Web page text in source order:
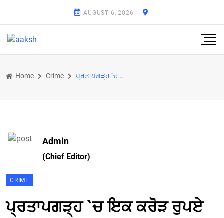
AUGUST 6, 2026
Home Crime ਪ੍ਰਤਾਪਗੜ੍ਹ `ਚ ਇਕ ਕਰੋੜ ਰੁਪਏ ਦੀ ਡਰੱਗ ਨਾਲ 5 ਸਮੱਗਲਰ ਗ੍ਰਿਫਤਾਰ
Admin
(Chief Editor)
CRIME
ਪ੍ਰਤਾਪਗੜ੍ਹ `ਚ ਇਕ ਕਰੋੜ ਰੁਪਏ